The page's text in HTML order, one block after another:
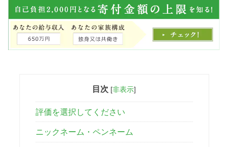
目次 [非表示]
評価を選択してください
ニックネーム・ペンネーム